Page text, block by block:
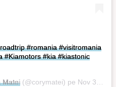
#romania #visitromania
#Kiamotors #kia #kiastonic
Matei (@corymatei) pe Nov 30, 2019 la 2:48 PST